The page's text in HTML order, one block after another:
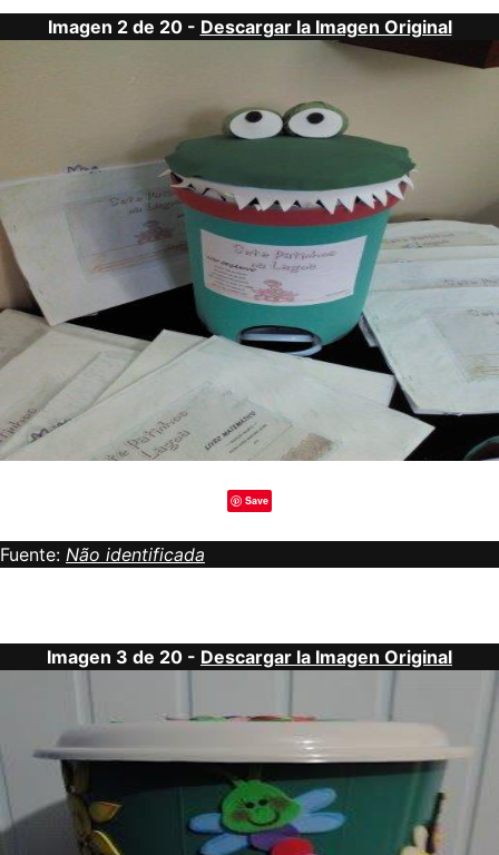
Imagen 2 de 20 - Descargar la Imagen Original
Save
Fuente: Não identificada
Imagen 3 de 20 - Descargar la Imagen Original